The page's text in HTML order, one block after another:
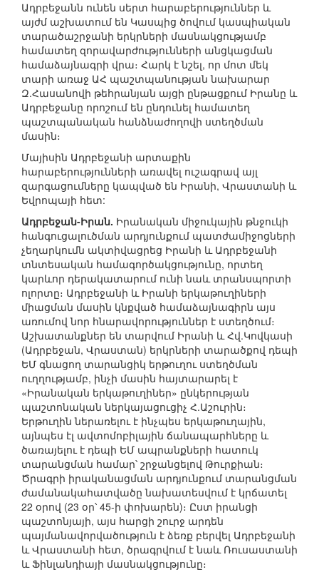
Ադրբեջանն ունեն սերտ հարաբերություններ և
այժմ աշխատում են Կասպից ծովում կասպիական
տարածաշրջանի երկրների մասնակցությամբ
համատեղ զորավարժությունների անցկացման
համաձայնագրի վրա։ Հարկ է նշել, որ մոտ մեկ
տարի առաջ ԱՀ պաշտպանության նախարար
Զ.Հասանովի թեհրանյան այցի ընթացքում Իրանը և
Ադրբեջանը որոշում են ընդունել համատեղ
պաշտպանական հանձնաժողովի ստեղծման
մասին։
Մայիսին Ադրբեջանի արտաքին
հարաբերությունների առավել ուշագրավ այլ
զարգացումները կապված են Իրանի, Վրաստանի և
Եվրոպայի հետ:
Ադրբեջան-Իրան. Իրանական միջուկային թնջուկի
հանգուցալուծման արդյունքում պատժամիջոցների
չեղարկումն ակտիվացրեց Իրանի և Ադրբեջանի
տնտեսական համագործակցությունը, որտեղ
կարևոր դերակատարում ունի նաև տրանսպորտի
ոլորտը։ Ադրբեջանի և Իրանի երկաթուղիների
միացման մասին կնքված համաձայնագիրն այս
առումով նոր հնարավորություններ է ստեղծում։
Աշխատանքներ են տարվում Իրանի և Հվ.Կովկասի
(Ադրբեջան, Վրաստան) երկրների տարածքով դեպի
ԵՄ գնացող տարանցիկ երթուղու ստեղծման
ուղղությամբ, ինչի մասին հայտարարել է
«Իրանական երկաթուղիներ» ընկերության
պաշտոնական ներկայացուցիչ Հ.Աշուրին։
Երթուղին ներառելու է ինչպես երկաթուղային,
այնպես էլ ավտոմոբիլային ճանապարհները և
ծառայելու է դեպի ԵՄ ապրանքների հատուկ
տարանցման համար՝ շրջանցելով Թուրքիան։
Ծրագրի իրականացման արդյունքում տարանցման
ժամանակահատվածը նախատեսվում է կրճատել
22 օրով (23 օր՝ 45-ի փոխարեն)։ Ըստ իրանցի
պաշտոնյայի, այս հարցի շուրջ արդեն
պայմանավորվածություն է ձեռք բերվել Ադրբեջանի
և Վրաստանի հետ, ծրագրվում է նաև Ռուսաստանի
և Ֆինլանդիայի մասնակցությունը։